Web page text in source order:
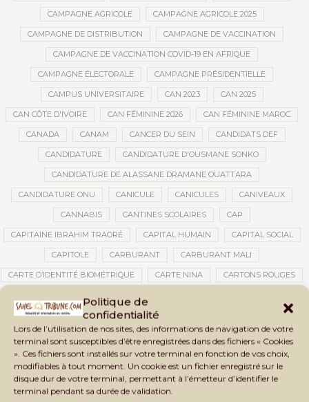
Politique de
confidentialité
Lors de l’utilisation de nos sites, des informations de navigation de votre
terminal sont susceptibles d’être enregistrées dans des fichiers « Cookies
». Ces fichiers sont installés sur votre terminal en fonction de vos choix,
modifiables à tout moment. Un cookie est un fichier enregistré sur le
disque dur de votre terminal, permettant à l’émetteur d’identifier le
terminal pendant sa durée de validation.
CAMPAGNE AGRICOLE CAMPAGNE AGRICOLE 2025
CAMPAGNE DE DISTRIBUTION CAMPAGNE DE VACCINATION
CAMPAGNE DE VACCINATION COVID-19 EN AFRIQUE
CAMPAGNE ÉLECTORALE CAMPAGNE PRÉSIDENTIELLE
CAMPUS UNIVERSITAIRE CAN 2023 CAN 2025
CAN CÔTE D'IVOIRE CAN FÉMININE 2026 CAN FÉMININE MAROC
CANADA CANAM CANCER DU SEIN CANDIDATS DEF
CANDIDATURE CANDIDATURE D'OUSMANE SONKO
CANDIDATURE DE ALASSANE DRAMANE OUATTARA
CANDIDATURE ONU CANICULE CANICULES CANIVEAUX
CANNABIS CANTINES SCOLAIRES CAP
CAPITAINE IBRAHIM TRAORÉ CAPITAL HUMAIN CAPITAL SOCIAL
CAPITOLE CARBURANT CARBURANT MALI
CARTE D’IDENTITÉ BIOMÉTRIQUE CARTE NINA CARTONS ROUGES
CATASTROPHES CLIMATIQUES
CAUTION 10 000 DOLLARS CAUTION DE VISA CDAT CECOGEC
CÉDÉAO CEDEAO CEI CÉLÉBRATION NATIONALE CEMAC
CEMAPI CEN-SNESUP CENOU CENSURE
CENTRAFRIQUE CENTRALE SOLAIRE